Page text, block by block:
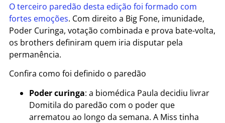
O terceiro paredão desta edição foi formado com
fortes emoções. Com direito a Big Fone, imunidade,
Poder Curinga, votação combinada e prova bate-volta,
os brothers definiram quem iria disputar pela
permanência.
Confira como foi definido o paredão
Poder curinga: a biomédica Paula decidiu livrar
Domitila do paredão com o poder que
arrematou ao longo da semana. A Miss tinha